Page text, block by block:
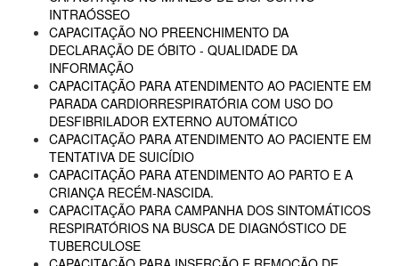
INTRAÓSSEO
CAPACITAÇÃO NO PREENCHIMENTO DA
DECLARAÇÃO DE ÓBITO - QUALIDADE DA
INFORMAÇÃO
CAPACITAÇÃO PARA ATENDIMENTO AO PACIENTE EM
PARADA CARDIORRESPIRATÓRIA COM USO DO
DESFIBRILADOR EXTERNO AUTOMÁTICO
CAPACITAÇÃO PARA ATENDIMENTO AO PACIENTE EM
TENTATIVA DE SUICÍDIO
CAPACITAÇÃO PARA ATENDIMENTO AO PARTO E A
CRIANÇA RECÉM-NASCIDA.
CAPACITAÇÃO PARA CAMPANHA DOS SINTOMÁTICOS
RESPIRATÓRIOS NA BUSCA DE DIAGNÓSTICO DE
TUBERCULOSE